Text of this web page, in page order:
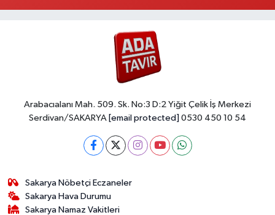
Arabacıalanı Mah. 509. Sk. No:3 D:2 Yiğit Çelik İş Merkezi
Serdivan/SAKARYA [email protected] 0530 450 10 54
Sakarya Nöbetçi Eczaneler
Sakarya Hava Durumu
Sakarya Namaz Vakitleri